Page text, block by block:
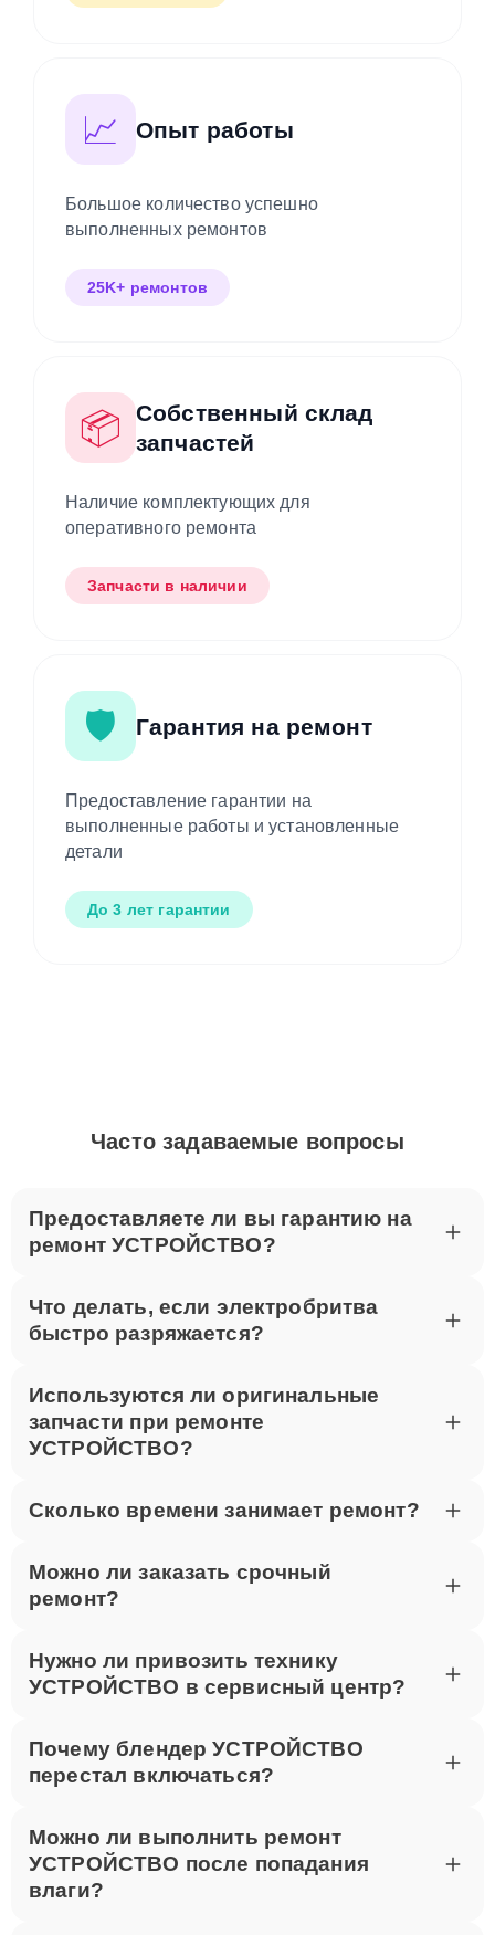
📈 Опыт работы
Большое количество успешно
выполненных ремонтов
25K+ ремонтов
📦
Собственный склад
запчастей
Наличие комплектующих для
оперативного ремонта
Запчасти в наличии
🛡️ Гарантия на ремонт
Предоставление гарантии на
выполненные работы и установленные
детали
До 3 лет гарантии
Часто задаваемые вопросы
Предоставляете ли вы гарантию на
ремонт УСТРОЙСТВО?
Что делать, если электробритва
быстро разряжается?
Используются ли оригинальные
запчасти при ремонте
УСТРОЙСТВО?
Сколько времени занимает ремонт?
Можно ли заказать срочный
ремонт?
Нужно ли привозить технику
УСТРОЙСТВО в сервисный центр?
Почему блендер УСТРОЙСТВО
перестал включаться?
Можно ли выполнить ремонт
УСТРОЙСТВО после попадания
влаги?